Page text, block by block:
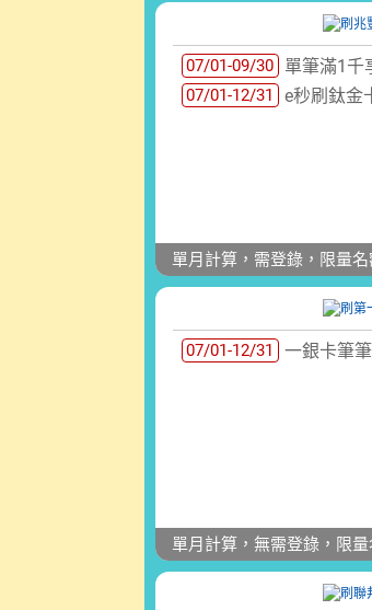
07/01-09/30 單筆滿1千
07/01-12/31 e秒刷鈦金
單月計算，需登錄，限量
07/01-12/31 一銀卡筆
單月計算，無需登錄，限